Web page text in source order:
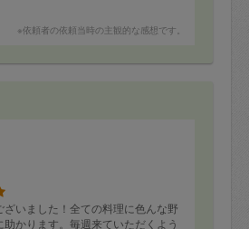
※依頼者の依頼当時の主観的な感想です。
いました！全ての料理に色んな野
かります。毎週来ていただくよう